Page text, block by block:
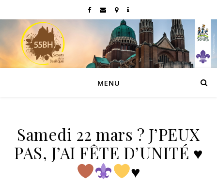
MENU
Samedi 22 mars ? J’PEUX
PAS, J’AI FÊTE D’UNITÉ ♥️
♥️